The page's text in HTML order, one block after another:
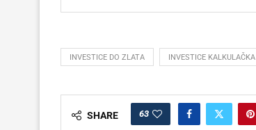
INVESTICE DO ZLATA INVESTICE KALKULAČKA
SHARE 63